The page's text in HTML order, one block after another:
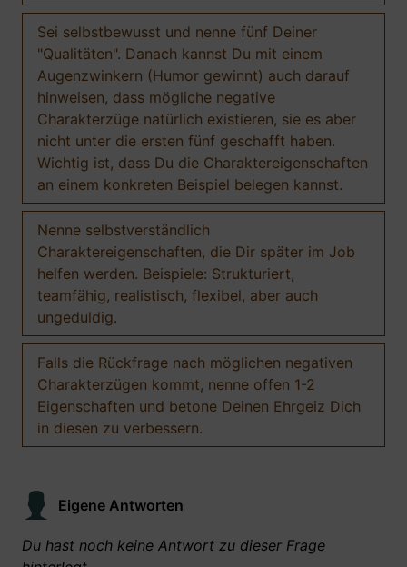
Sei selbstbewusst und nenne fünf Deiner
"Qualitäten". Danach kannst Du mit einem
Augenzwinkern (Humor gewinnt) auch darauf
hinweisen, dass mögliche negative
Charakterzüge natürlich existieren, sie es aber
nicht unter die ersten fünf geschafft haben.
Wichtig ist, dass Du die Charaktereigenschaften
an einem konkreten Beispiel belegen kannst.
Nenne selbstverständlich
Charaktereigenschaften, die Dir später im Job
helfen werden. Beispiele: Strukturiert,
teamfähig, realistisch, flexibel, aber auch
ungeduldig.
Falls die Rückfrage nach möglichen negativen
Charakterzügen kommt, nenne offen 1-2
Eigenschaften und betone Deinen Ehrgeiz Dich
in diesen zu verbessern.
Eigene Antworten
Du hast noch keine Antwort zu dieser Frage